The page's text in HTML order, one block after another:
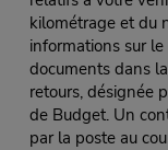
kilométrage et du
informations sur
documents dans
retours, désignée
de Budget. Un
par la poste au